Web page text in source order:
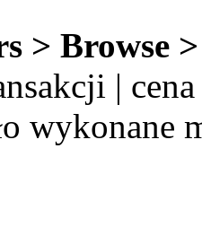
> Browse
|
wykonane